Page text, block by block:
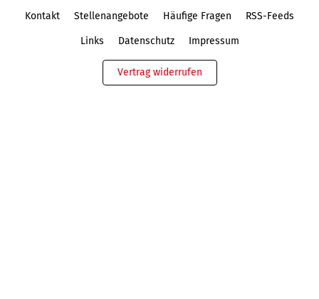
Kontakt Stellenangebote Häufige Fragen RSS-Feeds
Links Datenschutz Impressum
Vertrag widerrufen